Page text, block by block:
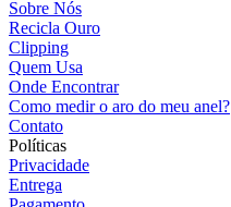
Sobre Nós
Recicla Ouro
Clipping
Quem Usa
Onde Encontrar
Como medir o aro do meu anel?
Contato
Políticas
Privacidade
Entrega